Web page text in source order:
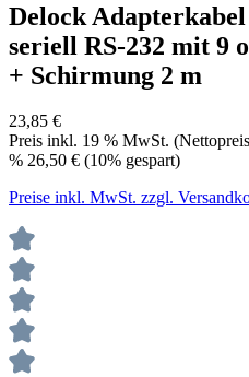
Delock
seriell RS-232 mit 9
+ Schirmung 2 m
23,85 €
Preis inkl. 19 % MwSt.
% 26,50 € (10% gespart)
Preise inkl. MwSt. zzgl.